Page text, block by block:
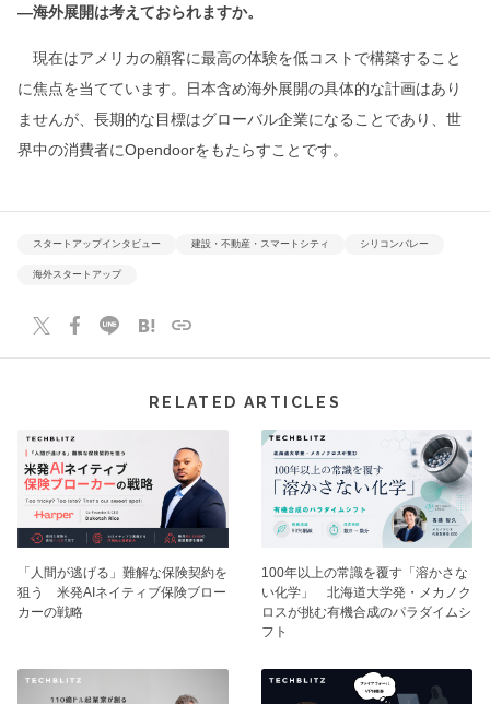
―海外展開は考えておられますか。
現在はアメリカの顧客に最高の体験を低コストで構築すること
に焦点を当てています。日本含め海外展開の具体的な計画はあり
ませんが、長期的な目標はグローバル企業になることであり、世
界中の消費者にOpendoorをもたらすことです。
スタートアップインタビュー 建設・不動産・スマートシティ シリコンバレー
海外スタートアップ
RELATED ARTICLES
「人間が逃げる」難解な保険契約を
狙う 米発AIネイティブ保険ブロー
カーの戦略
100年以上の常識を覆す「溶かさな
い化学」 北海道大学発・メカノク
ロスが挑む有機合成のパラダイムシ
フト